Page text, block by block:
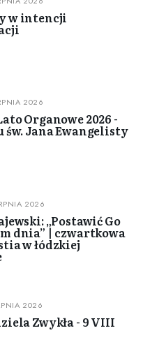
w intencji
2026
Organowe 2026 -
św. Jana Ewangelisty
2026
„Postawić Go
dnia” | czwartkowa
w łódzkiej
2026
Zwykła - 9 VIII